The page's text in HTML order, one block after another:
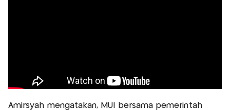
Amirsyah mengatakan, MUI bersama pemerintah